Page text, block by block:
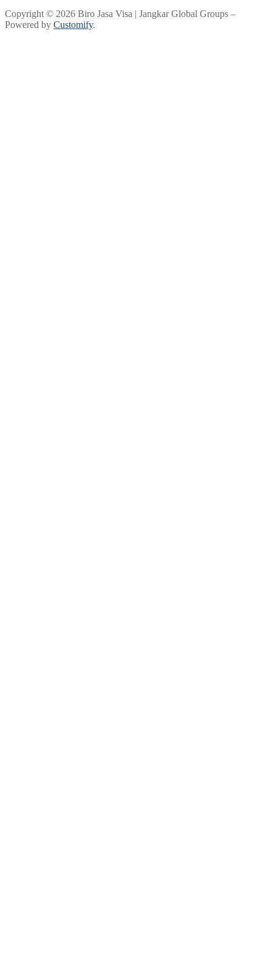
Copyright © 2026 Biro Jasa Visa | Jangkar Global Groups –
Powered by Customify.